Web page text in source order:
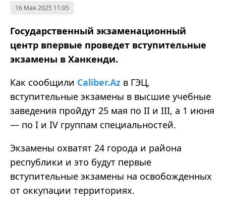
16 Мая 2025 11:05
Государственный экзаменационный
центр впервые проведет вступительные
экзамены в Ханкенди.
Как сообщили Caliber.Az в ГЭЦ,
вступительные экзамены в высшие учебные
заведения пройдут 25 мая по II и III, а 1 июня
— по I и IV группам специальностей.
Экзамены охватят 24 города и района
республики и это будут первые
вступительные экзамены на освобожденных
от оккупации территориях.